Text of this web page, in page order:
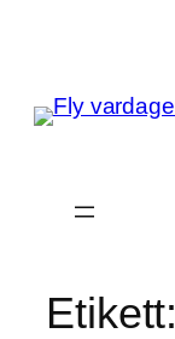
Etikett: